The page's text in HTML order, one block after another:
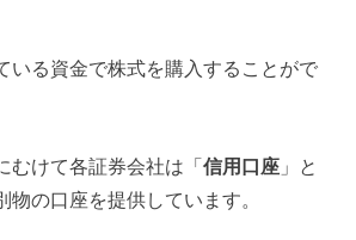
いる資金で株式を購入することがで
むけて各証券会社は「信用口座 」と
物の口座を提供しています。